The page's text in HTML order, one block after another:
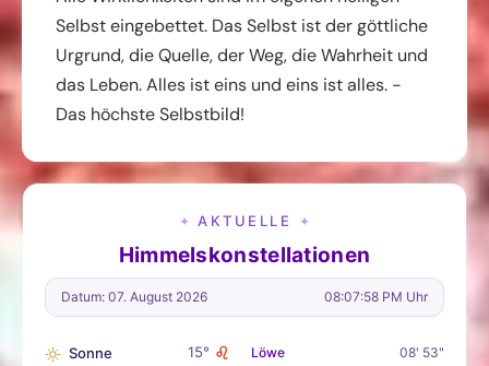
Selbst eingebettet. Das Selbst ist der göttliche
Urgrund, die Quelle, der Weg, die Wahrheit und
das Leben. Alles ist eins und eins ist alles. -
Das höchste Selbstbild!
✦ AKTUELLE ✦
Himmelskonstellationen
Datum: 07. August 2026 08:07:59 PM Uhr
Sonne 15° ♌ Löwe 08' 53"